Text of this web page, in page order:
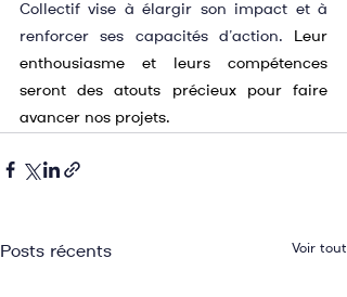
Collectif vise à élargir son impact et à
renforcer ses capacités d’action.
Leur
enthousiasme et leurs compétences
seront des atouts précieux pour faire
avancer nos projets.
Posts récents Voir tout